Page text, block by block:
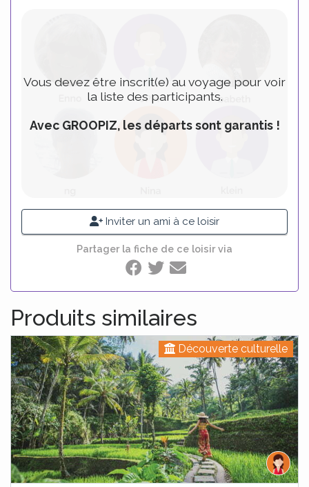
Vous devez être inscrit(e) au voyage pour voir
la liste des participants.
Avec GROOPIZ, les départs sont garantis !
Inviter un ami à ce loisir
Partager la fiche de ce loisir via
Produits similaires
Découverte culturelle